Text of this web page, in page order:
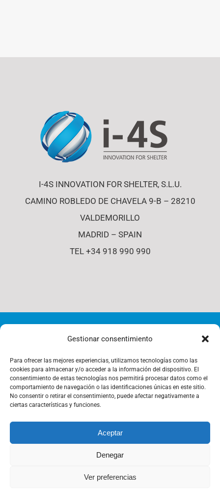
Gestionar consentimiento
Para ofrecer las mejores experiencias, utilizamos tecnologías como las
cookies para almacenar y/o acceder a la información del dispositivo. El
consentimiento de estas tecnologías nos permitirá procesar datos como el
comportamiento de navegación o las identificaciones únicas en este sitio.
No consentir o retirar el consentimiento, puede afectar negativamente a
ciertas características y funciones.
Aceptar
Denegar
Ver preferencias
I-4S INNOVATION FOR SHELTER, S.L.U.
CAMINO ROBLEDO DE CHAVELA 9-B – 28210
VALDEMORILLO
MADRID – SPAIN
TEL +34 918 990 990
Cookies Policy
Privacy Policy
Management Policy